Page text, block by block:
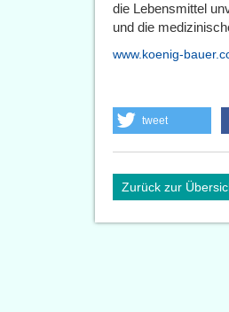
die Lebensmittel
und die
www.koenig-
tweet
Zurück zur